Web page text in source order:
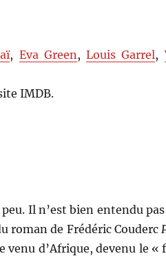
, Eva Green ,Louis Garrel,
IMDB.
Il n’est bien entendu
roman de Frédéric Couderc
venu d’Afrique, devenu le «